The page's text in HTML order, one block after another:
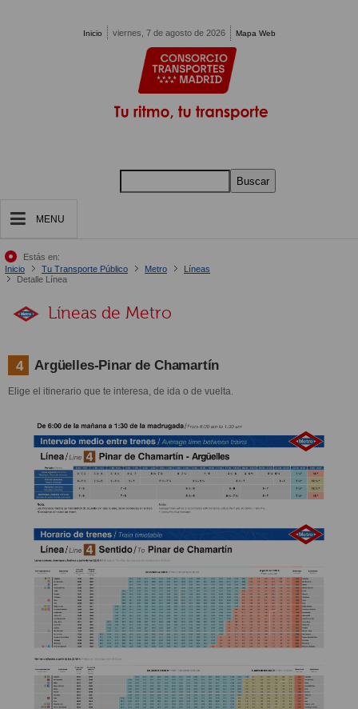
Inicio viernes, 7 de agosto de 2026 Mapa Web
Buscar
MENU
Estás en:
Inicio
Tu Transporte Público Metro
Líneas
Detalle Línea
Líneas de Metro
4 Argüelles-Pinar de Chamartín
Elige el itinerario que te interesa, de ida o de vuelta.